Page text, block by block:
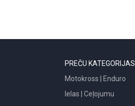
PREČU KATEGORIJAS
Motokross | Enduro
Ielas | Ceļojumu